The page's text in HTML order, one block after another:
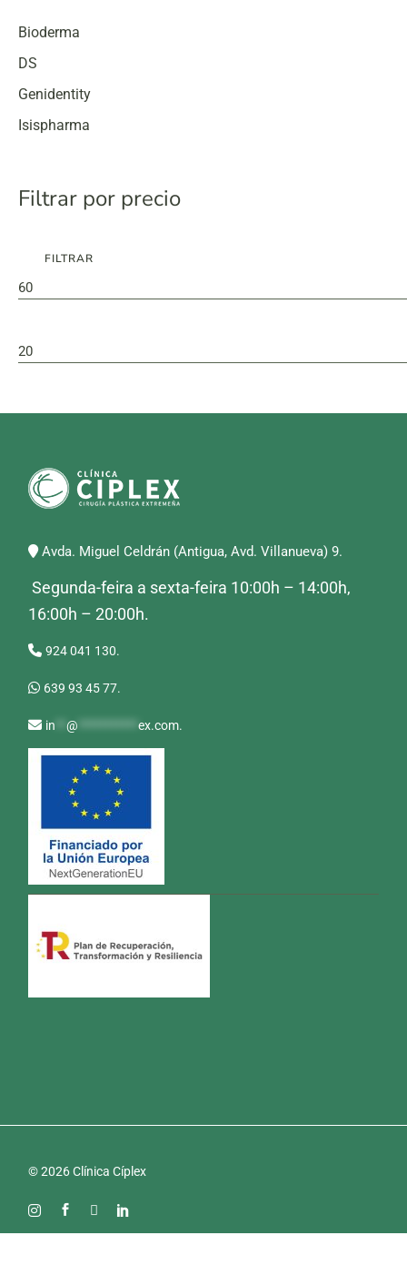
Bioderma
DS
Genidentity
Isispharma
Filtrar por precio
Preço
Preço
FILTRAR
Avda. Miguel Celdrán (Antigua, Avd. Villanueva) 9.
Segunda-feira a sexta-feira 10:00h – 14:00h,
16:00h – 20:00h.
924 041 130.
639 93 45 77.
in **@ ***********ex.com.
© 2026 Clínica Cíplex